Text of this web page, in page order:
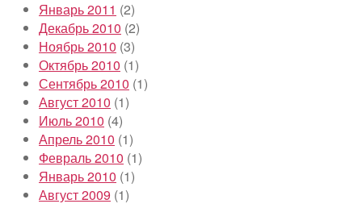
Январь 2011 (2)
Декабрь 2010 (2)
Ноябрь 2010 (3)
Октябрь 2010 (1)
Сентябрь 2010 (1)
Август 2010 (1)
Июль 2010 (4)
Апрель 2010 (1)
Февраль 2010 (1)
Январь 2010 (1)
Август 2009 (1)